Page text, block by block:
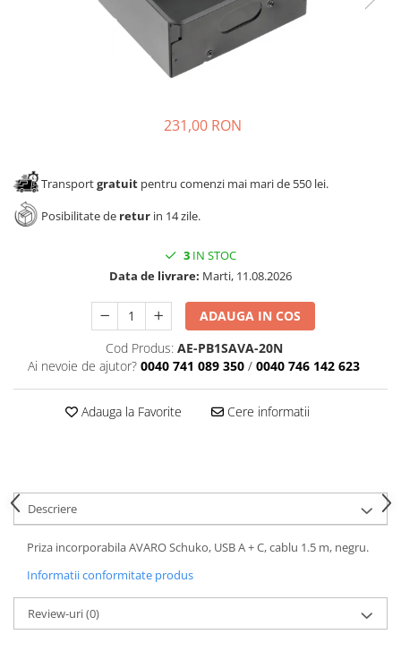
Solutii de curatat & adezivi
231,00 RON
Transportgratuit pentru comenzi mai mari de 550 lei.
Posibilitate de retur in 14 zile.
3 IN STOC
Data de livrare: Marti, 11.08.2026
ADAUGA IN COS
Cod Produs: AE-PB1SAVA-20N
Ai nevoie de ajutor? 0040 741 089 350 / 0040 746 142 623
Adauga la Favorite Cere informatii
Descriere
Priza incorporabila AVARO Schuko, USB A + C, cablu 1.5 m, negru.
Informatii conformitate produs
Review-uri(0)